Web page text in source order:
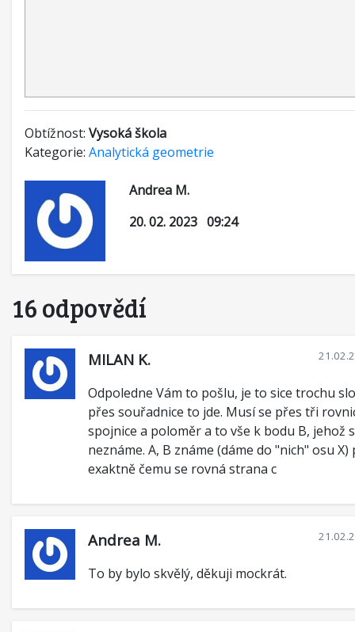
Obtížnost: Vysoká škola
Kategorie: Analytická geometrie
Andrea M.
20. 02. 2023 09:24
16 odpovědí
MILAN K.
Odpoledne Vám to pošlu, je to sice trochu
přes souřadnice to jde. Musí se přes tři
spojnice a poloměr a to vše k bodu B, jehož
neznáme. A, B známe (dáme do "nich" osu X)
exaktně čemu se rovná strana c
Andrea M.
To by bylo skvělý, děkuji mockrát.